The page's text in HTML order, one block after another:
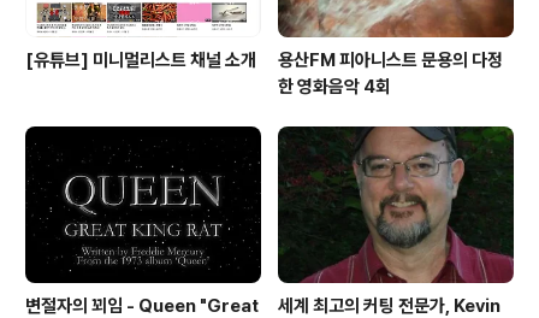
[유튜브] 미니멀리스트 채널 소개
용산FM 피아니스트 문용의 다정
한 영화음악 4회
변절자의 꾀임 - Queen "Great
세계 최고의 커팅 전문가, Kevin